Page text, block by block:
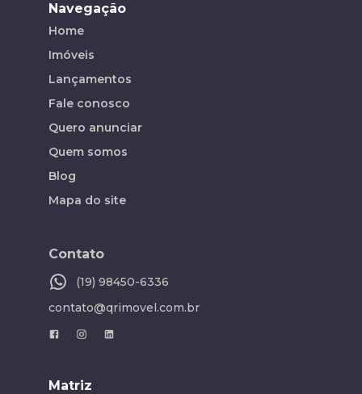
Navegação
Home
Imóveis
Lançamentos
Fale conosco
Quero anunciar
Quem somos
Blog
Mapa do site
Contato
(19) 98450-6336
contato@qrimovel.com.br
Matriz